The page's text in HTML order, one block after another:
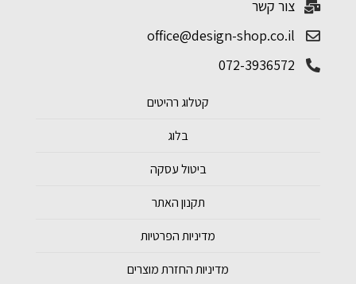
צור קשר
office@design-shop.co.il
072-3936572
קטלוג רהיטים
בלוג
ביטול עסקה
תקנון האתר
מדיניות הפרטיות
מדיניות החזרת מוצרים